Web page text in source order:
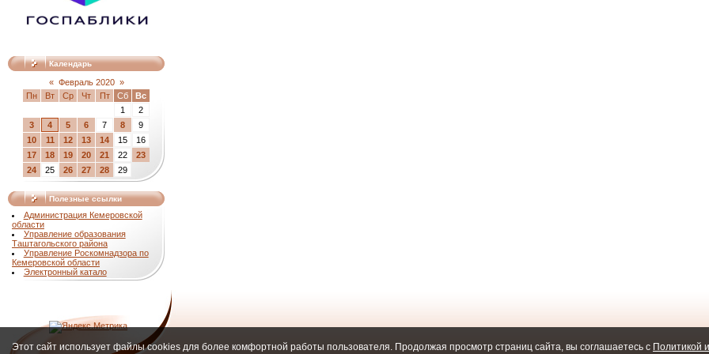
Календарь
« Февраль 2020 »
Пн
Вт Ср Чт Пт Сб
Вс
1
2
3
4 5 6 7 8
9
10
11 12 13 14 15
16
17
18 19 20 21 22
23
24
25 26 27 28 29
Полезные ссылки
Администрация Кемеровской
области
Управление образования
Таштагольского района
Управление Роскомнадзора по
Кемеровской области
Электронный катало
Этот сайт использует файлы cookies для более комфортной работы пользователя. Продолжая просмотр страниц сайта, вы соглашаетесь с Политикой